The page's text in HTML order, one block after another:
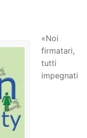
«Noi
firmatari,
tutti
impegnati